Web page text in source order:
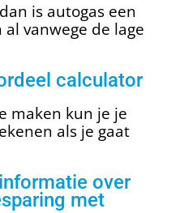
is autogas een
vanwege de lage
calculator
maken kun je je
als je gaat
over
met